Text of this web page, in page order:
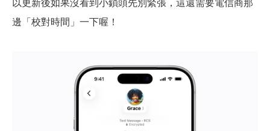
以更新後如果沒看到小鎖頭先別緊張，這還需要電信商那
邊「校對時間」一下喔！